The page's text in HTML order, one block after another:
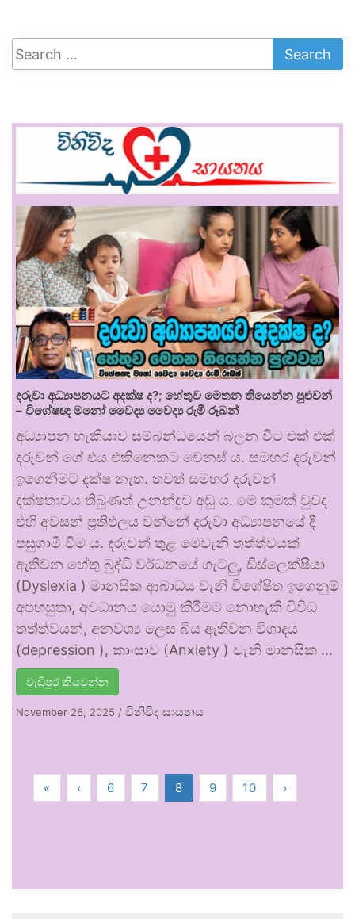
දරුවා අධ්‍යාපනයට අදක්ෂ ද?; හේතුව මෙතන තියෙන්න පුළුවන්
– විශේෂඥ මනෝ වෛද්‍ය වෛද්‍ය රුමී රූබන්
අධ්‍යාපන හැකියාව සම්බන්ධයෙන් බලන විට එක් එක්
දරුවන් ගේ එය එකිනෙකට වෙනස් ය. සමහර දරුවන්
ඉගෙනීමට දක්ෂ නැත. තවත් සමහර දරුවන්
දක්ෂතාවය තිබුණත් උනන්දුව අඩු ය. මේ කුමක් වුවද
එහි අවසන් ප්‍රතිඵලය වන්නේ දරුවා අධ්‍යාපනයේ දී
පසුගාමී වීම ය. දරුවන් තුළ මෙවැනි තත්ත්වයක්
ඇතිවන හේතු බුද්ධි වර්ධනයේ ගැටලු, ඩිස්ලෙක්ෂියා
(Dyslexia ) මානසික ආබාධය වැනි විශේෂිත ඉගෙනුම්
අපහසුතා, අවධානය යොමු කිරීමට නොහැකි විවිධ
තත්ත්වයන්, අනවශ්‍ය ලෙස බිය ඇතිවන විශාදය
(depression ), කාංසාව (Anxiety ) වැනි මානසික …
වැඩිපුර කියවන්න
November 26, 2025 / විනිවිද සායනය
« ‹ 6 7 8 9 10 ›